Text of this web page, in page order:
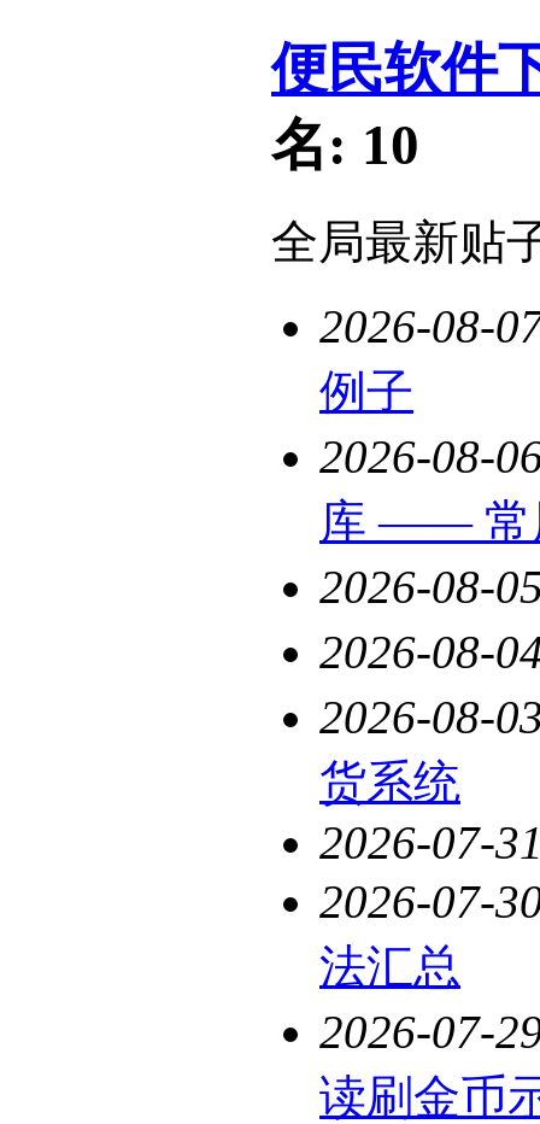
便民软件
名: 10
全局最新贴
2026-08-
例子
2026-08-
库 —— 常
2026-08-
2026-08-
2026-08-
货系统
2026-07-
2026-07-
法汇总
2026-07-
读刷金币